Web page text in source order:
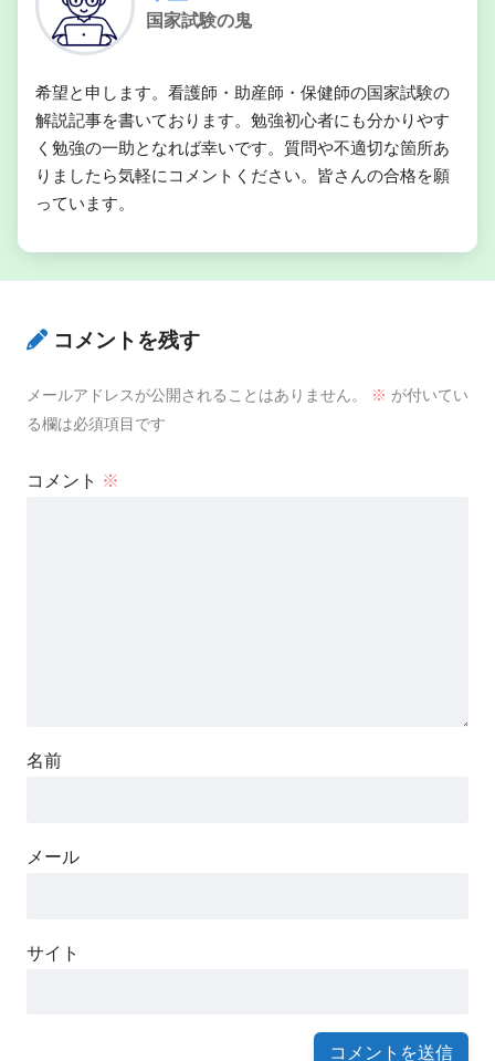
国家試験の鬼
希望と申します。看護師・助産師・保健師の国家試験の
解説記事を書いております。勉強初心者にも分かりやす
く勉強の一助となれば幸いです。質問や不適切な箇所あ
りましたら気軽にコメントください。皆さんの合格を願
っています。
コメントを残す
メールアドレスが公開されることはありません。 ※ が付いてい
る欄は必須項目です
コメント ※
名前
メール
サイト